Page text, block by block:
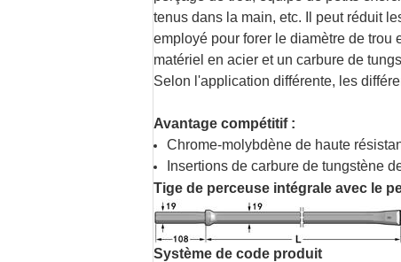
tenus dans la main, etc. Il peut réduit
employé pour forer le diamètre de
matériel en acier et un carbure de
Selon l'application différente, les
Avantage compétitif :
Chrome-molybdène de haute
Insertions de carbure de tungstène
Tige de perceuse intégrale avec le
Système de code produit